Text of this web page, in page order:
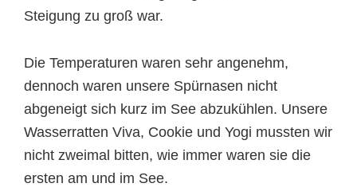
Steigung zu groß war.
Die Temperaturen waren sehr angenehm,
dennoch waren unsere Spürnasen nicht
abgeneigt sich kurz im See abzukühlen. Unsere
Wasserratten Viva, Cookie und Yogi mussten wir
nicht zweimal bitten, wie immer waren sie die
ersten am und im See.